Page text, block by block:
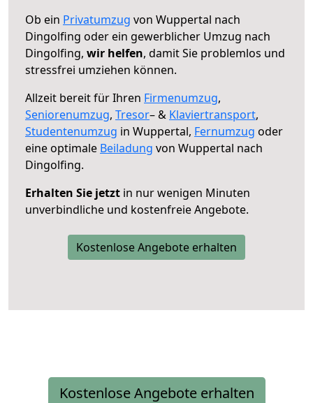
Ob ein Privatumzug von Wuppertal nach
Dingolfing oder ein gewerblicher Umzug nach
Dingolfing, wir helfen, damit Sie problemlos und
stressfrei umziehen können.
Allzeit bereit für Ihren Firmenumzug,
Seniorenumzug, Tresor– & Klaviertransport,
Studentenumzug in Wuppertal, Fernumzug oder
eine optimale Beiladung von Wuppertal nach
Dingolfing.
Erhalten Sie jetzt in nur wenigen Minuten
unverbindliche und kostenfreie Angebote.
Kostenlose Angebote erhalten
Kostenlose Angebote erhalten